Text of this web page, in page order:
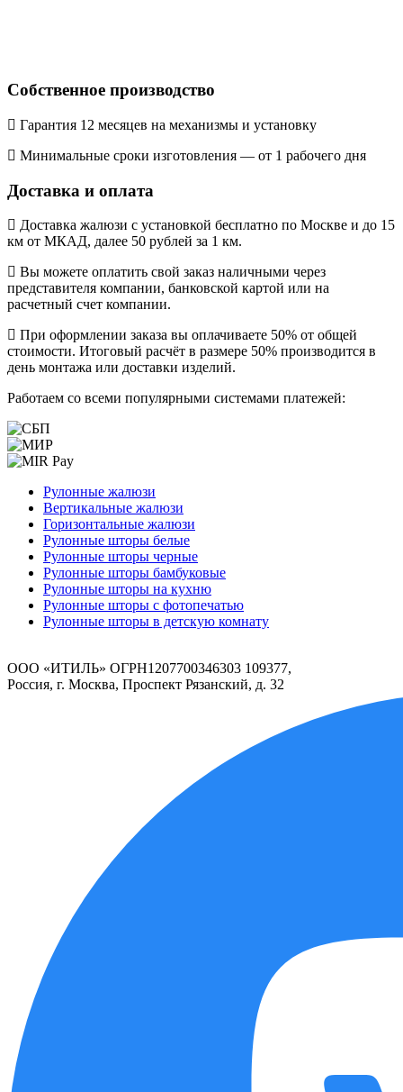
Собственное производство
Гарантия 12 месяцев на механизмы и установку
Минимальные сроки изготовления — от 1 рабочего дня
Доставка и оплата
Доставка жалюзи с установкой бесплатно по Москве и до 15
км от МКАД, далее 50 рублей за 1 км.
Вы можете оплатить свой заказ наличными через
представителя компании, банковской картой или на
расчетный счет компании.
При оформлении заказа вы оплачиваете 50% от общей
стоимости. Итоговый расчёт в размере 50% производится в
день монтажа или доставки изделий.
Работаем со всеми популярными системами платежей:
Рулонные жалюзи
Вертикальные жалюзи
Горизонтальные жалюзи
Рулонные шторы белые
Рулонные шторы черные
Рулонные шторы бамбуковые
Рулонные шторы на кухню
Рулонные шторы с фотопечатью
Рулонные шторы в детскую комнату
ООО «ИТИЛЬ» ОГРН1207700346303 109377,
Россия, г. Москва, Проспект Рязанский, д. 32